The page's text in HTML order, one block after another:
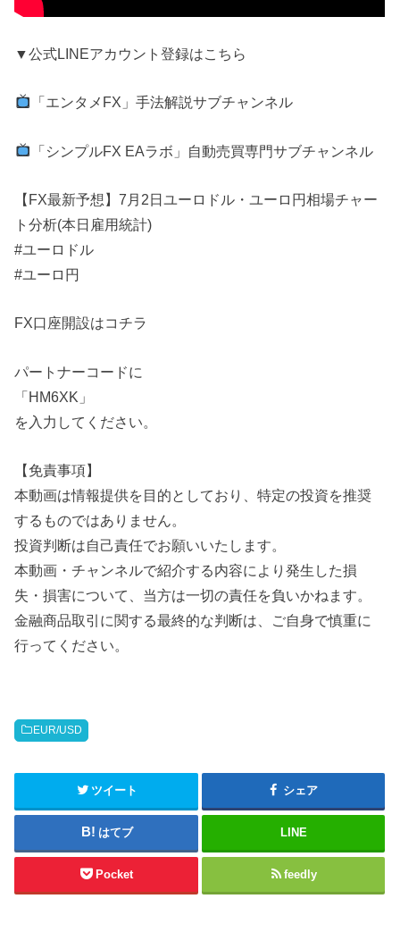
▼公式LINEアカウント登録はこちら
「エンタメFX」手法解説サブチャンネル
「シンプルFX EAラボ」自動売買専門サブチャンネル
【FX最新予想】7月2日ユーロドル・ユーロ円相場チャー
ト分析(本日雇用統計)
#ユーロドル
#ユーロ円
FX口座開設はコチラ
パートナーコードに
「HM6XK」
を入力してください。
【免責事項】
本動画は情報提供を目的としており、特定の投資を推奨
するものではありません。
投資判断は自己責任でお願いいたします。
本動画・チャンネルで紹介する内容により発生した損
失・損害について、当方は一切の責任を負いかねます。
金融商品取引に関する最終的な判断は、ご自身で慎重に
行ってください。
EUR/USD
ツイート シェア
はてブ LINE
Pocket feedly